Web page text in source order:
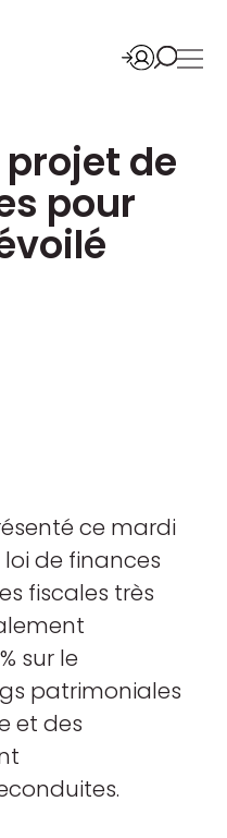
projet de
pour
ce mardi
de finances
fiscales très
sur le
patrimoniales
et des